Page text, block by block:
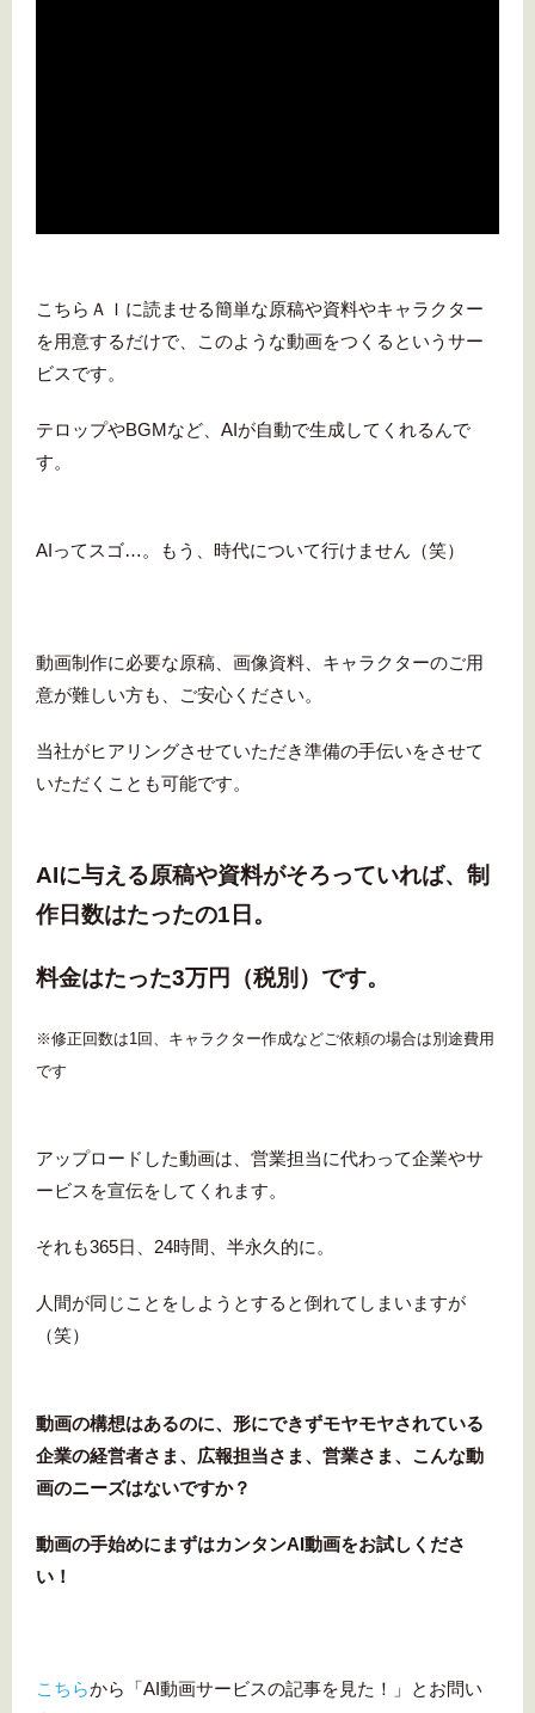
こちらＡＩに読ませる簡単な原稿や資料やキャラクター
を用意するだけで、このような動画をつくるというサー
ビスです。
テロップやBGMなど、AIが自動で生成してくれるんで
す。
AIってスゴ…。 もう、時代について行けません（笑）
動画制作に必要な原稿、画像資料、キャラクターのご用
意が難しい方も、ご安心ください。
当社がヒアリングさせていただき準備の手伝いをさせて
いただくことも可能です。
AIに与える原稿や資料がそろっていれば、制
作日数はたったの1日。
料金はたった3万円（税別）です。
※修正回数は1回、キャラクター作成などご依頼の場合は別途費用
です
アップロードした動画は、営業担当に代わって企業やサ
ービスを宣伝をしてくれます。
それも365日、24時間、半永久的に。
人間が同じことをしようとすると倒れてしまいますが
（笑）
動画の構想はあるのに、形にできずモヤモヤされている
企業の経営者さま、広報担当さま、営業さま、こんな動
画のニーズはないですか？
動画の手始めにまずはカンタンAI動画をお試しくださ
い！
こちらから「AI動画サービスの記事を見た！」とお問い